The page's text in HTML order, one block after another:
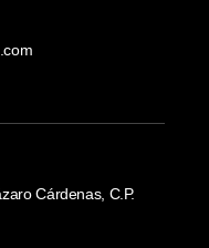
Cárdenas, C.P.